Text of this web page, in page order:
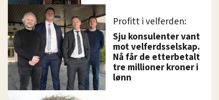
Profitt i velferden:
Sju konsulenter vant
mot velferdsselskap.
Nå får de etterbetalt
tre millioner kroner i
lønn